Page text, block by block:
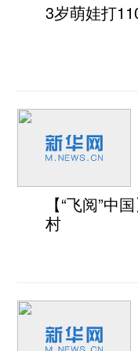
3岁萌娃打
【“飞阅”中
村